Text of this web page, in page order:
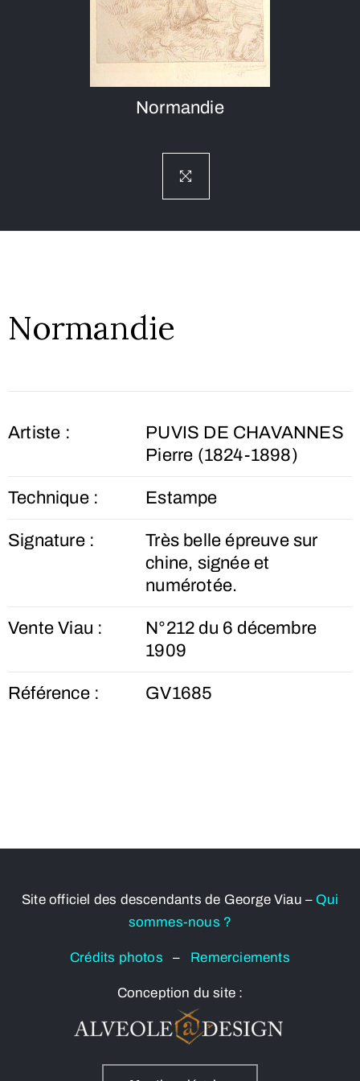
Normandie
Normandie
Artiste :
PUVIS DE CHAVANNES
Pierre (1824-1898)
Technique : Estampe
Signature :
Très belle épreuve sur
chine, signée et
numérotée.
Vente Viau :
N°212 du 6 décembre
1909
Référence : GV1685
Site officiel des descendants de George Viau – Qui
sommes-nous ?
Crédits photos– Remerciements
Conception du site :